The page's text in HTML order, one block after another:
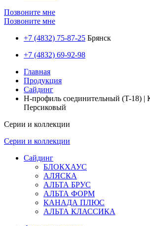
Позвоните мне
Позвоните мне
+7 (4832) 75-87-25 Брянск
+7 (4832) 69-92-98
Главная
Продукция
Сайдинг
H-профиль соединительный (T-18) |
Персиковый
Серии и коллекции
Серии и коллекции
Сайдинг
БЛОКХАУС
АЛЯСКА
АЛЬТА БРУС
АЛЬТА ФОРМ
КАНАДА ПЛЮС
АЛЬТА КЛАССИКА